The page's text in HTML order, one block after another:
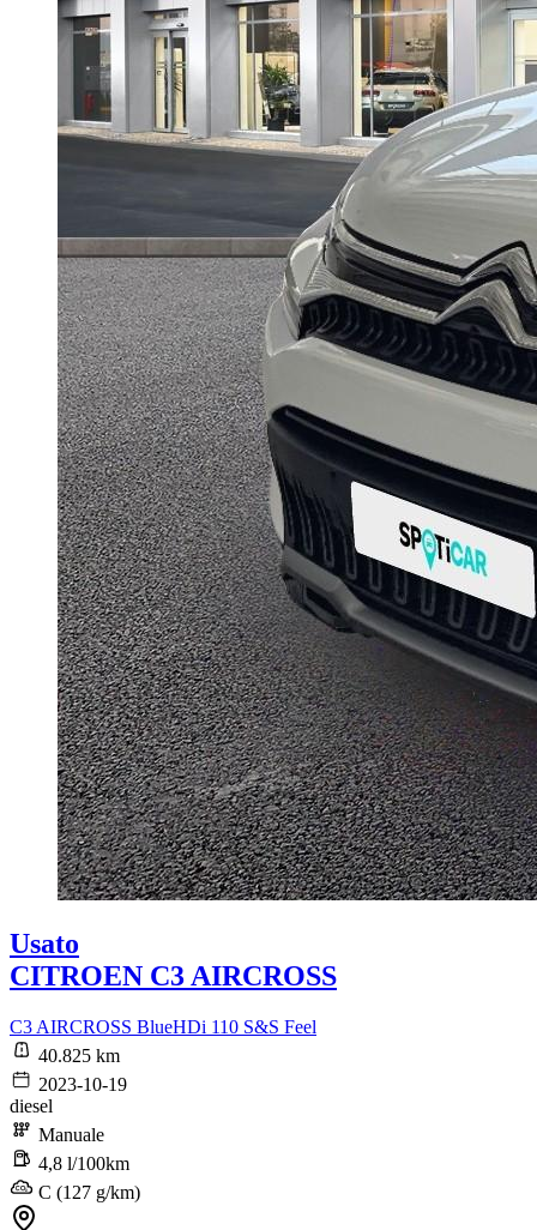
Usato
CITROEN C3 AIRCROSS
C3 AIRCROSS BlueHDi 110 S&S Feel
40.825 km
2023-10-19
diesel
Manuale
4,8 l/100km
C (127 g/km)